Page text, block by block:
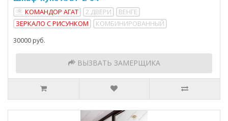
КОМАНДОР АГАТ 2 ДВЕРИ
ВЕНГЕ
ЗЕРКАЛО С РИСУНКОМ
КОМБИНИРОВАННЫЙ
30000 руб.
ВЫЗВАТЬ ЗАМЕРЩИКА